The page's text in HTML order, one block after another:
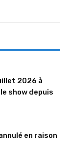
2026 à
show depuis
en raison